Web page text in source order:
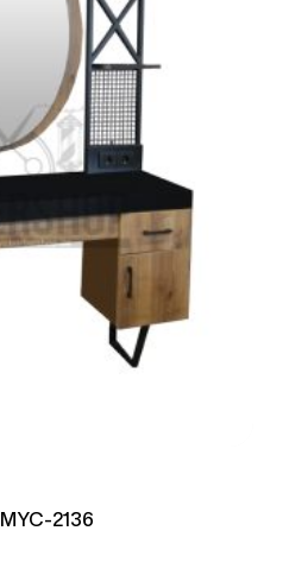
FRİSEUR BEDİENPLÄTZE MYC-2136